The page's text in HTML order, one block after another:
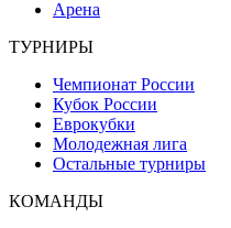
Арена
ТУРНИРЫ
Чемпионат России
Кубок России
Еврокубки
Молодежная лига
Остальные турниры
КОМАНДЫ